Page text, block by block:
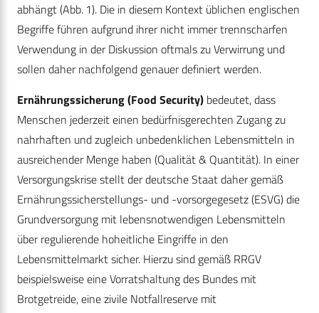
abhängt (Abb. 1). Die in diesem Kontext üblichen englischen
Begriffe führen aufgrund ihrer nicht immer trennscharfen
Verwendung in der Diskussion oftmals zu Verwirrung und
sollen daher nachfolgend genauer definiert werden.
Ernährungssicherung (Food Security) bedeutet, dass
Menschen jederzeit einen bedürfnisgerechten Zugang zu
nahrhaften und zugleich unbedenklichen Lebensmitteln in
ausreichender Menge haben (Qualität & Quantität). In einer
Versorgungskrise stellt der deutsche Staat daher gemäß
Ernährungssicherstellungs- und -vorsorgegesetz (ESVG) die
Grundversorgung mit lebensnotwendigen Lebensmitteln
über regulierende hoheitliche Eingriffe in den
Lebensmittelmarkt sicher. Hierzu sind gemäß RRGV
beispielsweise eine Vorratshaltung des Bundes mit
Brotgetreide, eine zivile Notfallreserve mit